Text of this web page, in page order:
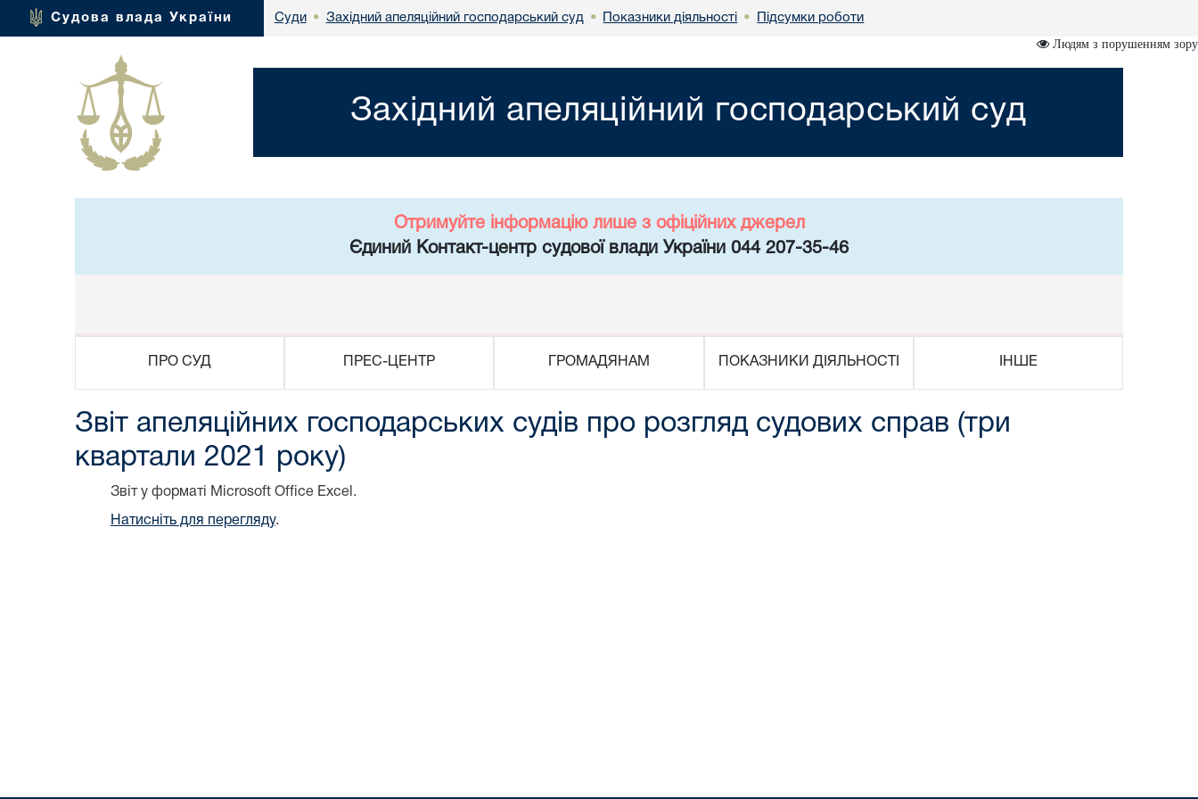
Судова влада України Суди • Західний апеляційний господарський суд • Показники діяльності • Підсумки роботи
Людям з порушенням зору
Західний апеляційний господарський суд
Отримуйте інформацію лише з офіційних джерел
Єдиний Контакт-центр судової влади України 044 207-35-46
ПРО СУД ПРЕС-ЦЕНТР ГРОМАДЯНАМ ПОКАЗНИКИ ДІЯЛЬНОСТІ ІНШЕ
Звіт апеляційних господарських судів про розгляд судових справ (три
квартали 2021 року)
Звіт у форматі Microsoft Office Excel.
Натисніть для перегляду.